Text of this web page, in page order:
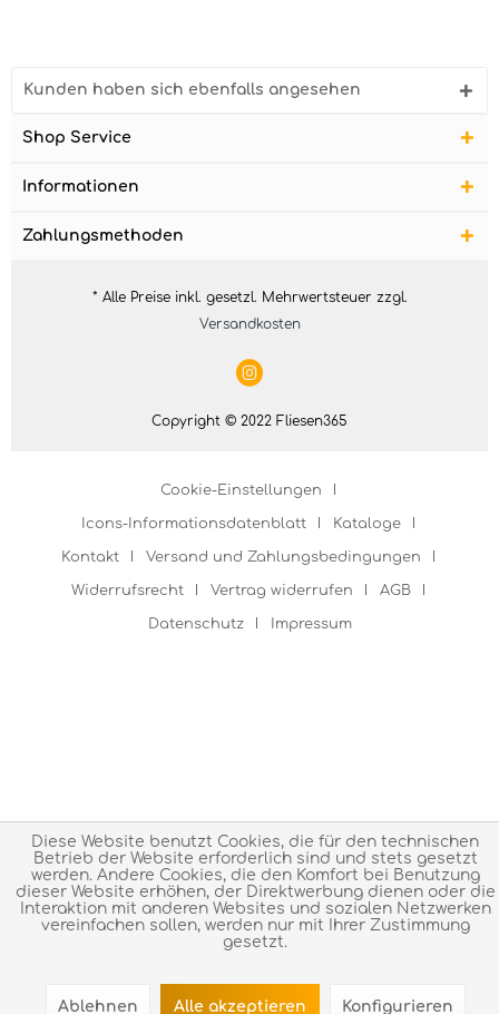
Kunden haben sich ebenfalls angesehen
Shop Service
Informationen
Zahlungsmethoden
* Alle Preise inkl. gesetzl. Mehrwertsteuer zzgl.
Versandkosten
Copyright © 2022 Fliesen365
Cookie-Einstellungen
Icons-Informationsdatenblatt Kataloge
Kontakt Versand und Zahlungsbedingungen
Widerrufsrecht Vertrag widerrufen AGB
Datenschutz Impressum
Diese Website benutzt Cookies, die für den technischen
Betrieb der Website erforderlich sind und stets gesetzt
werden. Andere Cookies, die den Komfort bei Benutzung
dieser Website erhöhen, der Direktwerbung dienen oder die
Interaktion mit anderen Websites und sozialen Netzwerken
vereinfachen sollen, werden nur mit Ihrer Zustimmung
gesetzt.
Ablehnen Alle akzeptieren Konfigurieren